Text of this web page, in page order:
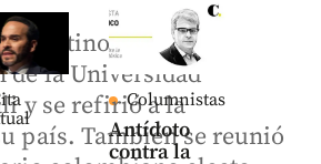
Columnistas
Antídoto
contra la
recibió la
de la Universidad
y se refirió a la
país. También se reunió